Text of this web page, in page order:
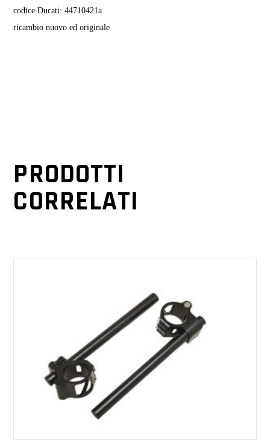
codice Ducati: 44710421a
ricambio nuovo ed originale
PRODOTTI
CORRELATI
AGGIUNGI AL CARRELLO